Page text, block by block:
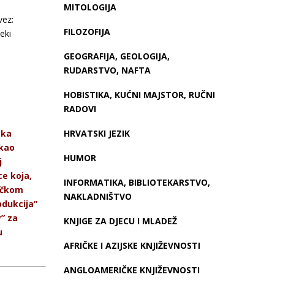
koja,
za
MITOLOGIJA
FILOZOFIJA
GEOGRAFIJA, GEOLOGIJA,
RUDARSTVO, NAFTA
HOBISTIKA, KUĆNI MAJSTOR, RUČNI
RADOVI
HRVATSKI JEZIK
HUMOR
INFORMATIKA, BIBLIOTEKARSTVO,
NAKLADNIŠTVO
KNJIGE ZA DJECU I MLADEŽ
AFRIČKE I AZIJSKE KNJIŽEVNOSTI
ANGLOAMERIČKE KNJIŽEVNOSTI